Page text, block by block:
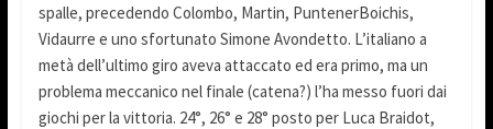
spalle, precedendo Colombo, Martin, PuntenerBoichis,
Vidaurre e uno sfortunato Simone Avondetto. L’italiano a
metà dell’ultimo giro aveva attaccato ed era primo, ma un
problema meccanico nel finale (catena?) l’ha messo fuori dai
giochi per la vittoria. 24°, 26° e 28° posto per Luca Braidot,